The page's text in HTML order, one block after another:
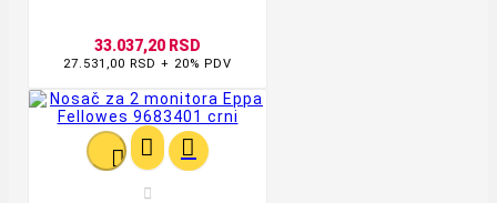
33.037,20 RSD
27.531,00 RSD + 20% PDV
  
